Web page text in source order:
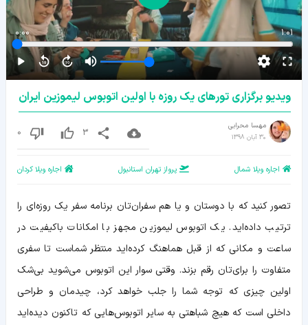
1:01
0:00
ویدیو برگزاری تورهای یک روزه با اولین اتوبوس لیموزین ایران
مهسا محرابی
30 آبان 1398 3
0
اجاره ویلا شمال پرواز تهران استانبول اجاره ویلا کردان
تصور کنید که با دوستان و یا هم سفران‌تان برنامه سفر یک روزه‌ای را
ترتیب داده‌اید. یک اتوبوس لیموزین مجهز با امکانات باکیفیت در
ساعت و مکانی که از قبل هماهنگ کرده‌اید منتظر شماست تا سفری
متفاوت را برای‌تان رقم بزند. وقتی سوار این اتوبوس می‌شوید بی‌شک
اولین چیزی که توجه شما را جلب خواهد کرد، چیدمان و طراحی
داخلی است که هیچ شباهتی به سایر اتوبوس‌هایی که تاکنون دیده‌اید